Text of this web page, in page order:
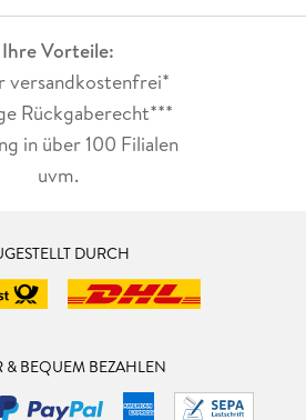
Ihre Vorteile:
versandkostenfrei*
Rückgaberecht***
in über 100 Filialen
uvm.
DURCH
& BEQUEM BEZAHLEN